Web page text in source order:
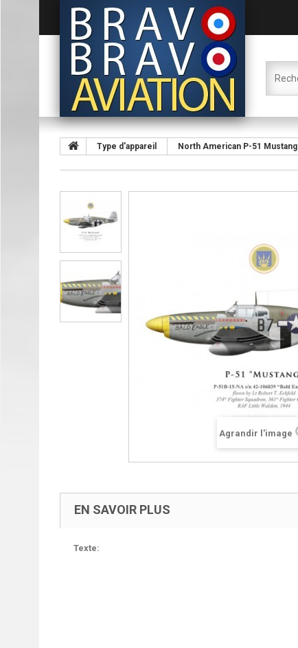
Type d'appareil North American P-51 Mustang
Agrandir l'image
EN SAVOIR PLUS
Texte: